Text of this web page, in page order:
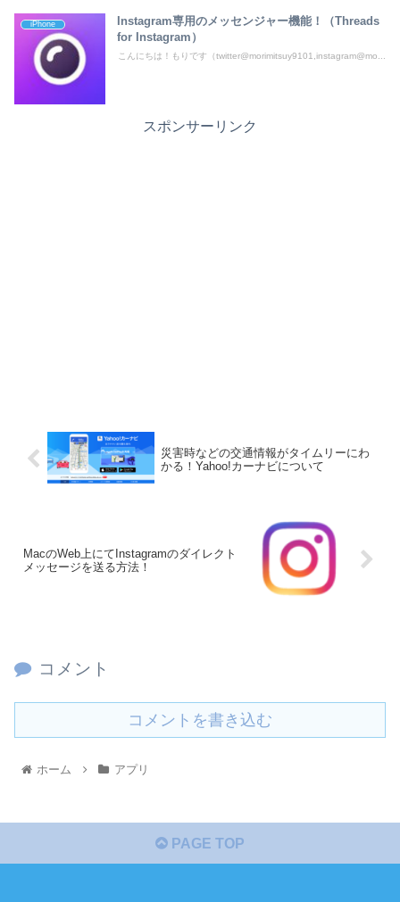
iPhone
Instagram専用のメッセンジャー機能！（Threads
for Instagram）
こんにちは！もりです（twitter@morimitsuy9101,instagram@mo...
スポンサーリンク
災害時などの交通情報がタイムリーにわ
かる！Yahoo!カーナビについて
MacのWeb上にてInstagramのダイレクト
メッセージを送る方法！
コメント
コメントを書き込む
ホーム アプリ
PAGE TOP